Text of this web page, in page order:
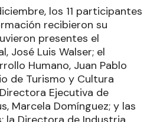
los 11 participantes
recibieron su
presentes el
José Luis Walser; el
Humano, Juan Pablo
de Turismo y Cultura
Ejecutiva de
Marcela Domínguez; y las